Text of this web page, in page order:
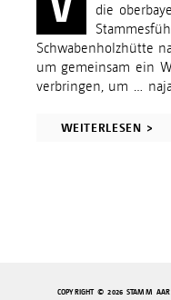
V
die
Schwabenholzhütte
um gemeinsam ein
verbringen, um …
WEITERLESEN >
COPYRIGHT © 2026 STAMM